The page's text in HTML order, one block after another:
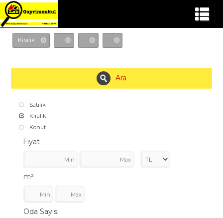
Kiralık
Ara
Satılık
Kiralık
Konut
Fiyat
m²
Oda Sayısı